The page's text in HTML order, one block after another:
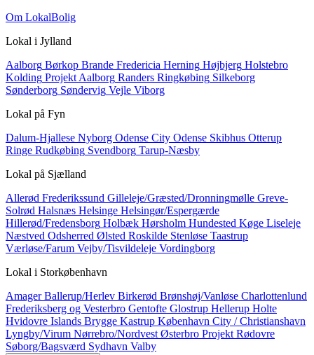
Om LokalBolig
Lokal i Jylland
Aalborg Børkop Brande Fredericia Herning Højbjerg Holstebro
Kolding Projekt Aalborg Randers Ringkøbing Silkeborg
Sønderborg Søndervig Vejle Viborg
Lokal på Fyn
Dalum-Hjallese Nyborg Odense City Odense Skibhus Otterup
Ringe Rudkøbing Svendborg Tarup-Næsby
Lokal på Sjælland
Allerød Frederikssund Gilleleje/Græsted/Dronningmølle Greve-
Solrød Halsnæs Helsinge Helsingør/Espergærde
Hillerød/Fredensborg Holbæk Hørsholm Hundested Køge Liseleje
Næstved Odsherred Ølsted Roskilde Stenløse Taastrup
Værløse/Farum Vejby/Tisvildeleje Vordingborg
Lokal i Storkøbenhavn
AmagerBallerup/Herlev Birkerød Brønshøj/Vanløse Charlottenlund
Frederiksberg og Vesterbro Gentofte Glostrup Hellerup Holte
Hvidovre Islands Brygge Kastrup København City / Christianshavn
Lyngby/Virum Nørrebro/Nordvest Østerbro Projekt Rødovre
Søborg/Bagsværd Sydhavn Valby